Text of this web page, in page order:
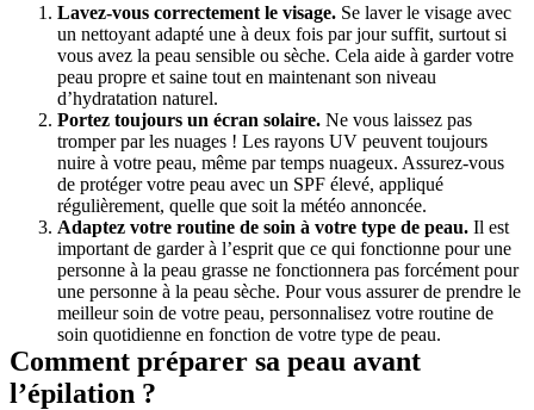
Lavez-vous correctement le visage. Se laver le visage avec
un nettoyant adapté une à deux fois par jour suffit, surtout si
vous avez la peau sensible ou sèche. Cela aide à garder votre
peau propre et saine tout en maintenant son niveau
d’hydratation naturel.
Portez toujours un écran solaire. Ne vous laissez pas
tromper par les nuages ! Les rayons UV peuvent toujours
nuire à votre peau, même par temps nuageux. Assurez-vous
de protéger votre peau avec un SPF élevé, appliqué
régulièrement, quelle que soit la météo annoncée.
Adaptez votre routine de soin à votre type de peau. Il est
important de garder à l’esprit que ce qui fonctionne pour une
personne à la peau grasse ne fonctionnera pas forcément pour
une personne à la peau sèche. Pour vous assurer de prendre le
meilleur soin de votre peau, personnalisez votre routine de
soin quotidienne en fonction de votre type de peau.
Comment préparer sa peau avant
l’épilation ?